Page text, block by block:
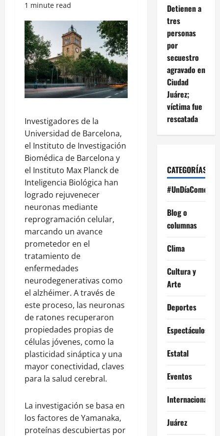
1 minute read
Investigadores de la
Universidad de Barcelona,
el Instituto de Investigación
Biomédica de Barcelona y
el Instituto Max Planck de
Inteligencia Biológica han
logrado rejuvenecer
neuronas mediante
reprogramación celular,
marcando un avance
prometedor en el
tratamiento de
enfermedades
neurodegenerativas como
el alzhéimer. A través de
este proceso, las neuronas
de ratones recuperaron
propiedades propias de
células jóvenes, como la
plasticidad sináptica y una
mayor conectividad, claves
para la salud cerebral.
La investigación se basa en
los factores de Yamanaka,
proteínas descubiertas por
Detienen a
tres
personas
por
secuestro
agravado en
Ciudad
Juárez;
víctima fue
rescatada
CATEGORÍAS
#UnDíaComoHoy
Blog o
columnas
Clima
Cultura y
Arte
Deportes
Espectáculos
Estatal
Eventos
Internacional
Juárez